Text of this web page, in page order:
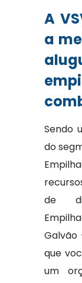
A
a
Sendo
do
de
Galvão
que
um